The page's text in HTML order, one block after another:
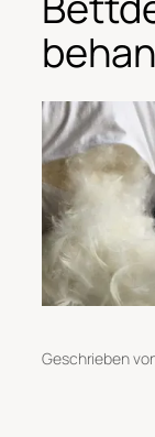
Geschrieben